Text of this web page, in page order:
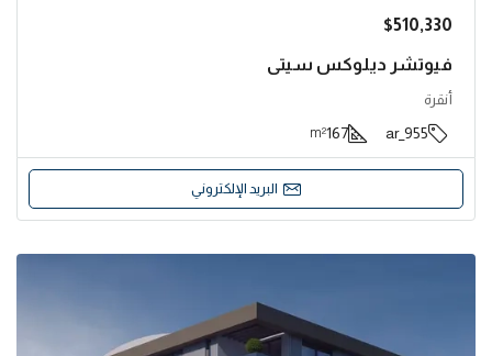
$510,330
فيوتشر ديلوكس سيتي
أنقرة
955_ar
167
m²
البريد الإلكتروني